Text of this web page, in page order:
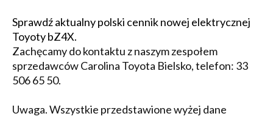
Sprawdź aktualny polski cennik nowej elektrycznej
Toyoty bZ4X.
Zachęcamy do kontaktu z naszym zespołem
sprzedawców Carolina Toyota Bielsko, telefon: 33
506 65 50.
Uwaga. Wszystkie przedstawione wyżej dane